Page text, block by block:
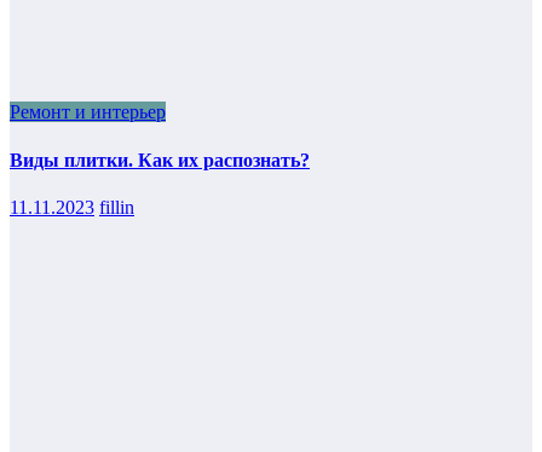
Ремонт и интерьер
Виды плитки. Как их распознать?
11.11.2023 fillin